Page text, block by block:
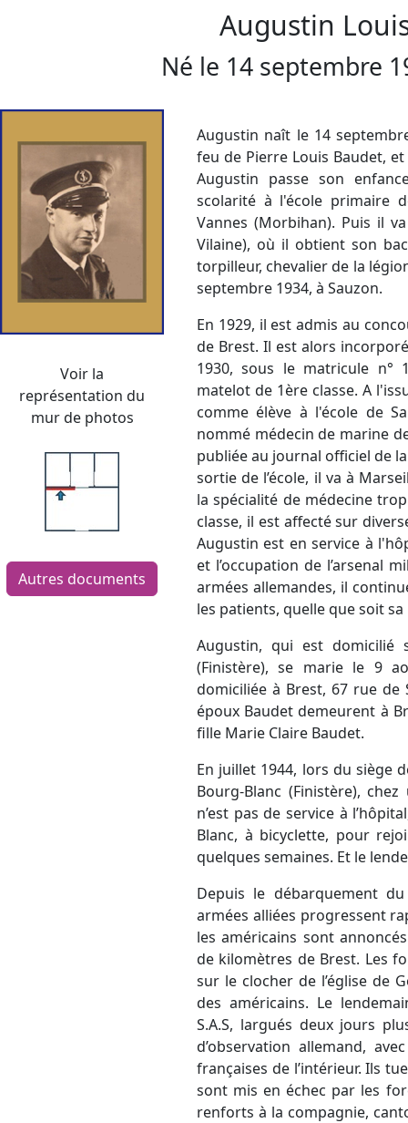
Augustin
Né le 14 septembre
Voir la
représentation du
mur de photos
Autres documents
Augustin naît le 14
feu de Pierre Louis Baudet,
Augustin passe son
scolarité à l'école primaire
Vannes (Morbihan). Puis il
Vilaine), où il obtient son
torpilleur, chevalier de la
septembre 1934, à Sauzon.
En 1929, il est admis au
de Brest. Il est alors
1930, sous le matricule n°
matelot de 1ère classe. A
comme élève à l'école de
nommé médecin de marine
publiée au journal officiel de
sortie de l’école, il va à
la spécialité de médecine
classe, il est affecté sur
Augustin est en service à
et l’occupation de l’arsenal
armées allemandes, il
les patients, quelle que soit
Augustin, qui est domicilié
(Finistère), se marie le 9
domiciliée à Brest, 67 rue de
époux Baudet demeurent à
fille Marie Claire Baudet.
En juillet 1944, lors du siège
Bourg-Blanc (Finistère),
n’est pas de service à
Blanc, à bicyclette, pour
quelques semaines. Et le
Depuis le débarquement
armées alliées progressent
les américains sont
de kilomètres de Brest. Les
sur le clocher de l’église de
des américains. Le
S.A.S, largués deux jours
d’observation allemand,
françaises de l’intérieur. Ils
sont mis en échec par les
renforts à la compagnie,